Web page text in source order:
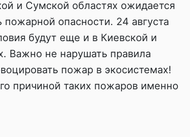
и Сумской областях ожидается
опасности. 24 августа
будут еще и в Киевской и
Важно не нарушать правила
пожар в экосистемах!
причиной таких пожаров именно